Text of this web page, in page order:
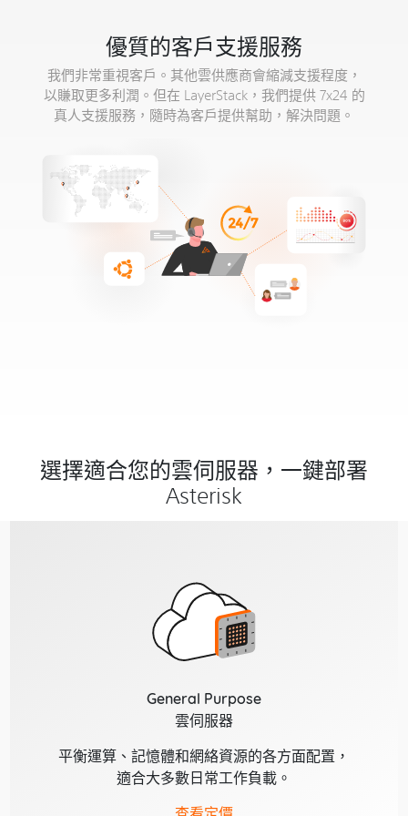
優質的客戶支援服務
我們非常重視客戶。其他雲供應商會縮減支援程度，
以賺取更多利潤。但在 LayerStack，我們提供 7x24 的
真人支援服務，隨時為客戶提供幫助，解決問題。
選擇適合您的雲伺服器，一鍵部署
Asterisk
General Purpose
雲伺服器
平衡運算、記憶體和網絡資源的各方面配置，
適合大多數日常工作負載。